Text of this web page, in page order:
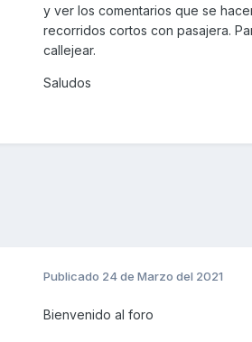
y ver los comentarios que se
recorridos cortos con pasajera.
callejear.
Saludos
Publicado 24 de Marzo del 2021
Bienvenido al foro